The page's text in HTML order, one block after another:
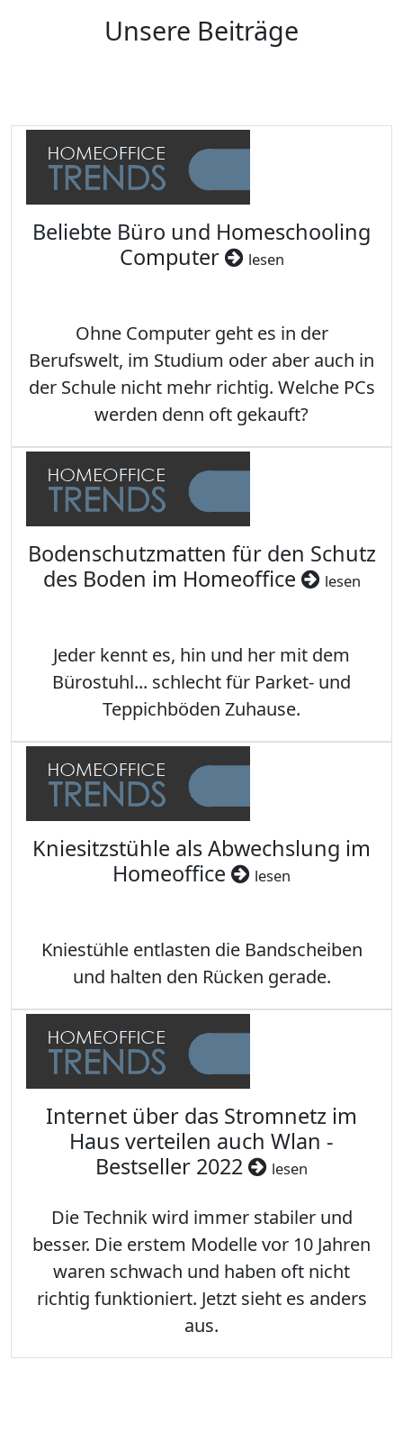
Unsere Beiträge
Beliebte Büro und Homeschooling
Computer
lesen
Ohne Computer geht es in der
Berufswelt, im Studium oder aber auch in
der Schule nicht mehr richtig. Welche PCs
werden denn oft gekauft?
Bodenschutzmatten für den Schutz
des Boden im Homeoffice
lesen
Jeder kennt es, hin und her mit dem
Bürostuhl... schlecht für Parket- und
Teppichböden Zuhause.
Kniesitzstühle als Abwechslung im
Homeoffice
lesen
Kniestühle entlasten die Bandscheiben
und halten den Rücken gerade.
Internet über das Stromnetz im
Haus verteilen auch Wlan -
Bestseller 2022
lesen
Die Technik wird immer stabiler und
besser. Die erstem Modelle vor 10 Jahren
waren schwach und haben oft nicht
richtig funktioniert. Jetzt sieht es anders
aus.